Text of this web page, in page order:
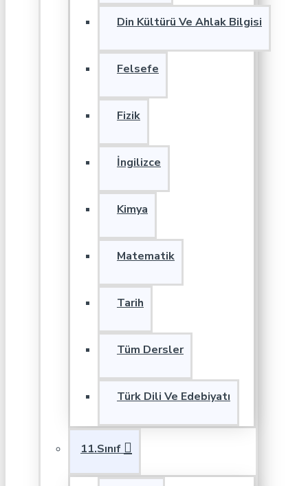
Din Kültürü Ve Ahlak Bilgisi
Felsefe
Fizik
İngilizce
Kimya
Matematik
Tarih
Tüm Dersler
Türk Dili Ve Edebiyatı
11.Sınıf